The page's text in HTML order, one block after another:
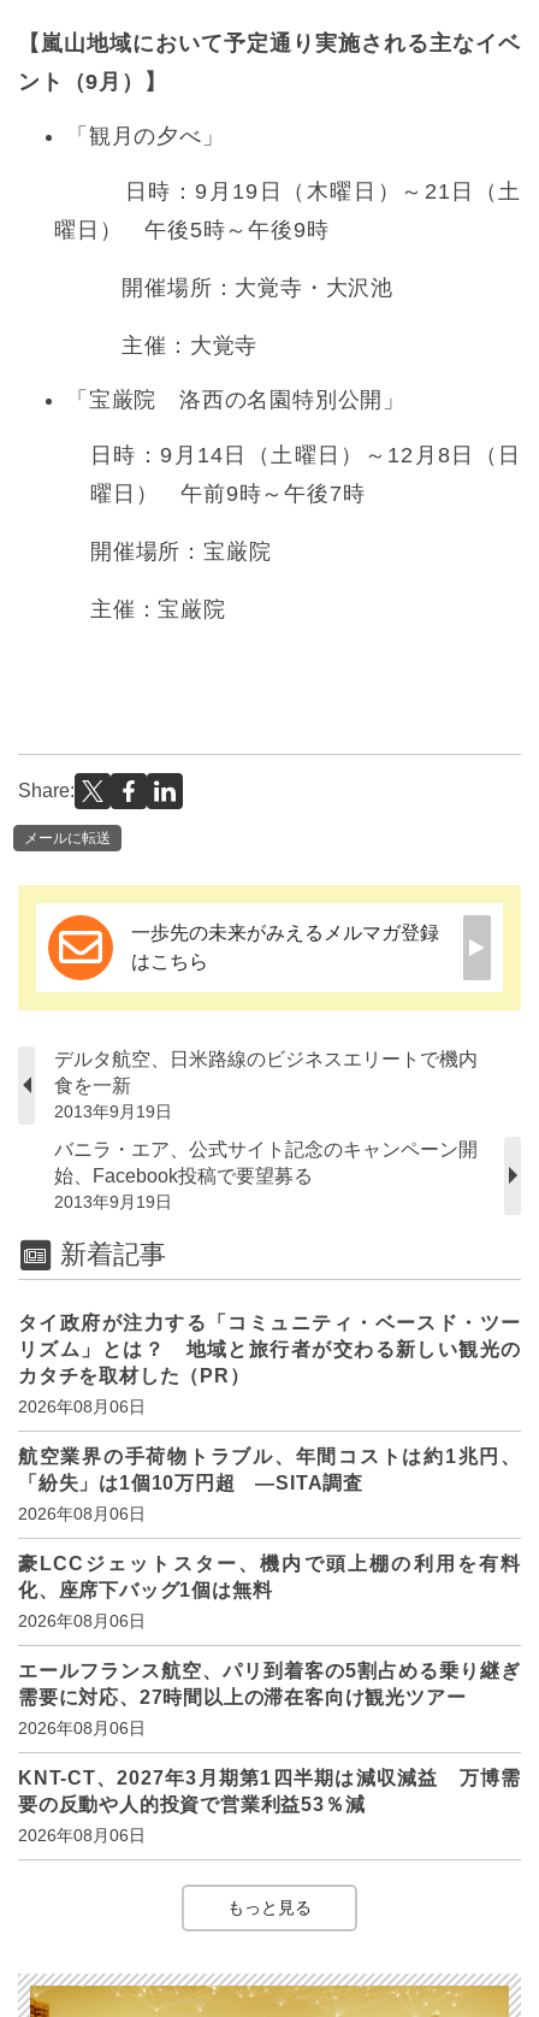
【嵐山地域において予定通り実施される主なイベ
ント（9月）】
「観月の夕べ」
日時：9月19日（木曜日）～21日（土
曜日） 午後5時～午後9時
開催場所：大覚寺・大沢池
主催：大覚寺
「宝厳院 洛西の名園特別公開」
日時：9月14日（土曜日）～12月8日（日
曜日） 午前9時～午後7時
開催場所：宝厳院
主催：宝厳院
Share:
メールに転送
一歩先の未来がみえるメルマガ登録
はこちら
デルタ航空、日米路線のビジネスエリートで機内
食を一新
2013年9月19日
バニラ・エア、公式サイト記念のキャンペーン開
始、Facebook投稿で要望募る
2013年9月19日
新着記事
タイ政府が注力する「コミュニティ・ベースド・ツー
リズム」とは？ 地域と旅行者が交わる新しい観光の
カタチを取材した（PR）
2026年08月06日
航空業界の手荷物トラブル、年間コストは約1兆円、
「紛失」は1個10万円超 ―SITA調査
2026年08月06日
豪LCCジェットスター、機内で頭上棚の利用を有料
化、座席下バッグ1個は無料
2026年08月06日
エールフランス航空、パリ到着客の5割占める乗り継ぎ
需要に対応、27時間以上の滞在客向け観光ツアー
2026年08月06日
KNT-CT、2027年3月期第1四半期は減収減益 万博需
要の反動や人的投資で営業利益53％減
2026年08月06日
もっと見る